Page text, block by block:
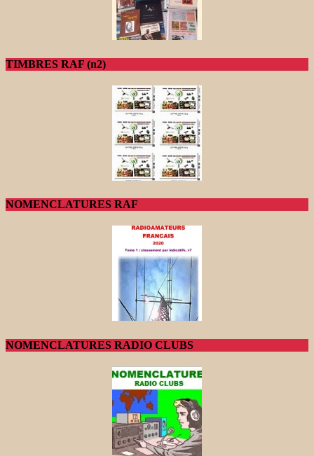
TIMBRES RAF (n2)
NOMENCLATURES RAF
NOMENCLATURES RADIO CLUBS